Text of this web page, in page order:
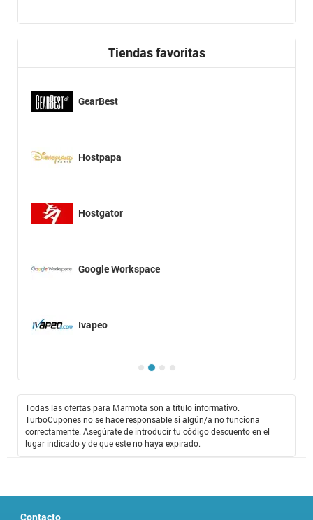
Tiendas favoritas
GearBest
Hostpapa
Hostgator
Google Workspace
Ivapeo
Todas las ofertas para Marmota son a título informativo.
TurboCupones no se hace responsable si algún/a no funciona
correctamente. Asegúrate de introducir tu código descuento en el
lugar indicado y de que este no haya expirado.
Contacto